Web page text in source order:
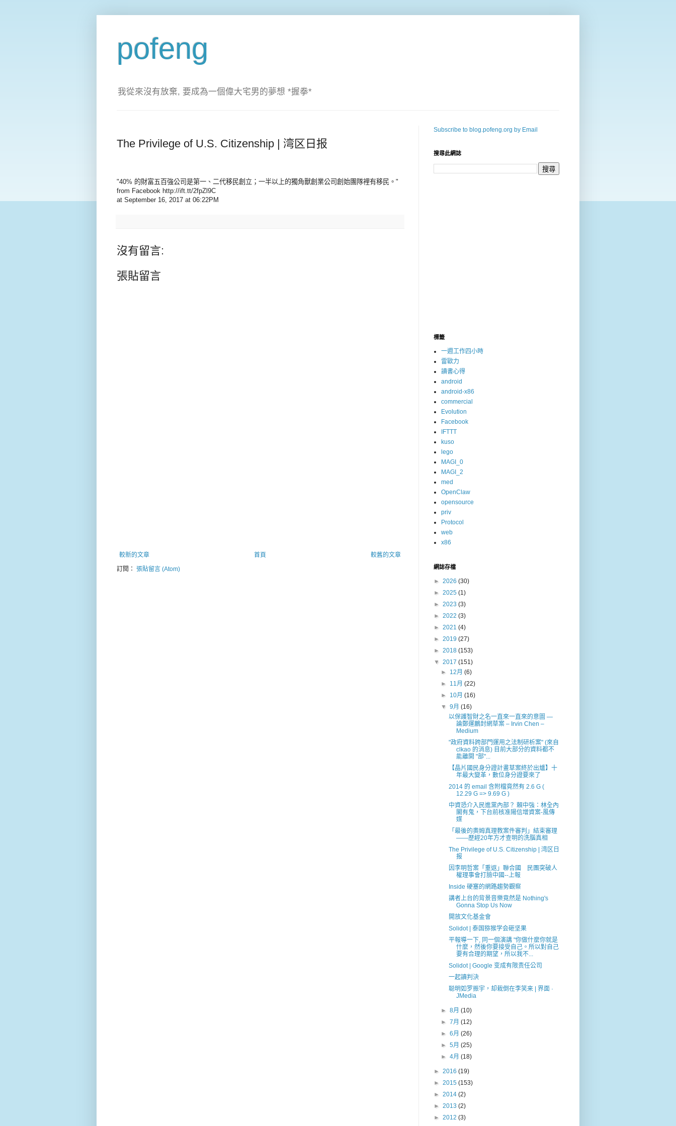
pofeng
我從來沒有放棄, 要成為一個偉大宅男的夢想 *握拳*
The Privilege of U.S. Citizenship | 湾区日报
"40% 的財富五百強公司是第一、二代移民創立；一半以上的獨角獸創業公司創始團隊裡有移民。"
from Facebook http://ift.tt/2fpZl9C
at September 16, 2017 at 06:22PM
沒有留言:
張貼留言
較新的文章 較舊的文章
首頁
訂閱： 張貼留言 (Atom)
Subscribe to blog.pofeng.org by Email
搜尋此網誌
標籤
一週工作四小時
雷歐力
讀書心得
android
android-x86
commercial
Evolution
Facebook
IFTTT
kuso
lego
MAGI_0
MAGI_2
med
OpenClaw
opensource
priv
Protocol
web
x86
網誌存檔
► 2026 (30)
► 2025 (1)
► 2023 (3)
► 2022 (3)
► 2021 (4)
► 2019 (27)
► 2018 (153)
▼ 2017 (151)
► 12月(6)
► 11月(22)
► 10月(16)
▼9月(16)
以保護智財之名一直來一直來的意圖 —
論鄭運鵬封網草案 – Irvin Chen –
Medium
"政府資料跨部門運用之法制研析案" (來自
clkao 的消息) 目前大部分的資料都不
能離開 "部"...
【晶片國民身分證計畫草案終於出爐】十
年最大變革，數位身分證要來了
2014 的 email 含附檔竟然有 2.6 G (
12.29 G => 9.69 G )
中資恐介入民進黨內部？ 賴中強：林全內
閣有鬼，下台前核准陽信增資案-風傳
媒
「最後的奧姆真理教案件審判」結束審理
——歷經20年方才查明的洗腦真相
The Privilege of U.S. Citizenship | 湾区日
报
因李明哲案「重返」聯合國 民團突破人
權理事會打臉中國--上報
Inside 硬塞的網路趨勢觀察
講者上台的背景音樂竟然是 Nothing's
Gonna Stop Us Now
開放文化基金會
Solidot | 泰国猕猴学会砸坚果
平報導一下, 同一個演講 "你做什麼你就是
什麼，然後你要接受自己。所以對自己
要有合理的期望，所以我不...
Solidot | Google 变成有限责任公司
一起讀判決
聪明如罗振宇，却栽倒在李笑来 | 界面 ·
JMedia
►8月(10)
►7月(12)
►6月(26)
►5月(25)
►4月(18)
► 2016 (19)
► 2015 (153)
► 2014 (2)
► 2013 (2)
► 2012 (3)